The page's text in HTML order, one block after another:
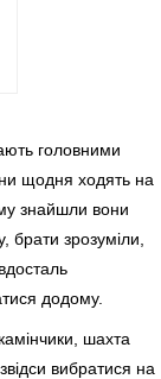
головними
щодня ходять на
знайшли вони
брати зрозуміли,
додому.
шахта
вибратися на